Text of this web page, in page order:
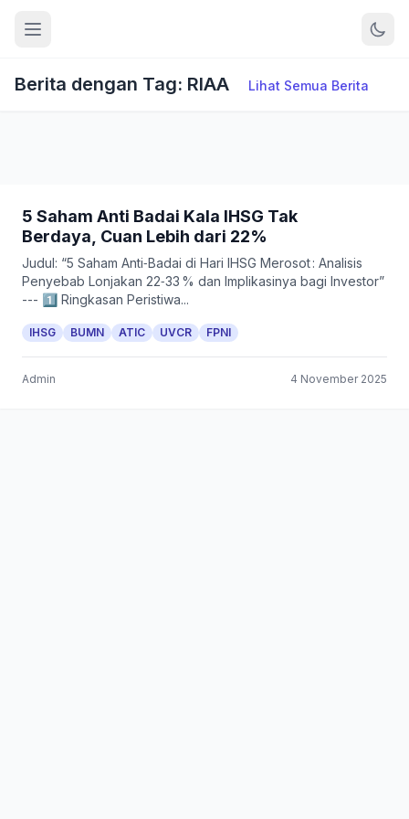
Berita dengan Tag: RIAA Lihat Semua Berita
5 Saham Anti Badai Kala IHSG Tak
Berdaya, Cuan Lebih dari 22%
Judul: “5 Saham Anti‑Badai di Hari IHSG Merosot : Analisis
Penyebab Lonjakan 22‑33 % dan Implikasinya bagi Investor”
--- 1️⃣ Ringkasan Peristiwa...
IHSG BUMN ATIC UVCR FPNI
Admin 4 November 2025